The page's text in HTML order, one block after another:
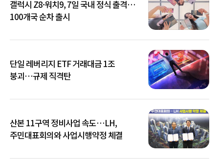
갤럭시 Z8·워치9, 7일 국내 정식 출격…
100개국 순차 출시
단일 레버리지 ETF 거래대금 1조
붕괴…규제 직격탄
산본 11구역 정비사업 속도…LH,
주민대표회의와 사업시행약정 체결